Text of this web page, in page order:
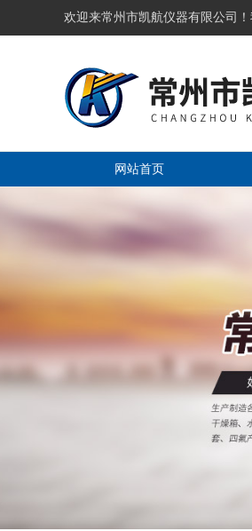
欢迎来常州市凯航仪器有限公司
网站首页